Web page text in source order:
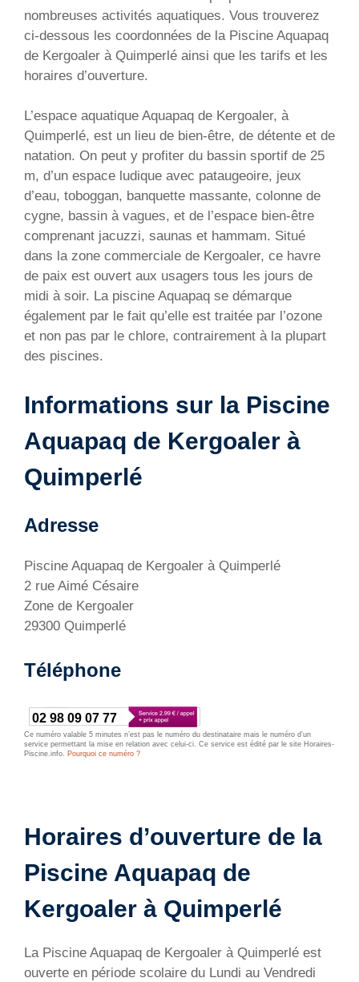
nombreuses activités aquatiques. Vous trouverez
ci-dessous les coordonnées de la Piscine Aquapaq
de Kergoaler à Quimperlé ainsi que les tarifs et les
horaires d’ouverture.
L’espace aquatique Aquapaq de Kergoaler, à
Quimperlé, est un lieu de bien-être, de détente et de
natation. On peut y profiter du bassin sportif de 25
m, d’un espace ludique avec pataugeoire, jeux
d’eau, toboggan, banquette massante, colonne de
cygne, bassin à vagues, et de l’espace bien-être
comprenant jacuzzi, saunas et hammam. Situé
dans la zone commerciale de Kergoaler, ce havre
de paix est ouvert aux usagers tous les jours de
midi à soir. La piscine Aquapaq se démarque
également par le fait qu’elle est traitée par l’ozone
et non pas par le chlore, contrairement à la plupart
des piscines.
Informations sur la Piscine
Aquapaq de Kergoaler à
Quimperlé
Adresse
Piscine Aquapaq de Kergoaler à Quimperlé
2 rue Aimé Césaire
Zone de Kergoaler
29300 Quimperlé
Téléphone
02 98 09 07 77
Ce numéro valable 5 minutes n’est pas le numéro du destinataire mais le numéro d’un
service permettant la mise en relation avec celui-ci. Ce service est édité par le site Horaires-
Piscine.info. Pourquoi ce numéro ?
Horaires d’ouverture de la
Piscine Aquapaq de
Kergoaler à Quimperlé
La Piscine Aquapaq de Kergoaler à Quimperlé est
ouverte en période scolaire du Lundi au Vendredi